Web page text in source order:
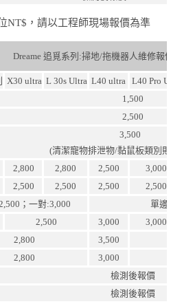
NT$，請以工程師現場報價為準
Dreame 追覓系列:掃地/拖機器人維修報價
X30 ultra L 30s Ultra L40 ultra L40 Pro Ultra
1,500
2,500
3,500
(清潔寵物排泄物/黏鼠板類別則
2,800 2,800 2,500
3,000
2,500 2,500 2,500
2,500
；一對:3,000
單邊
2,500 3,000
3,000
2,800
3,500
2,800
3,000
檢測後報價
檢測後報價